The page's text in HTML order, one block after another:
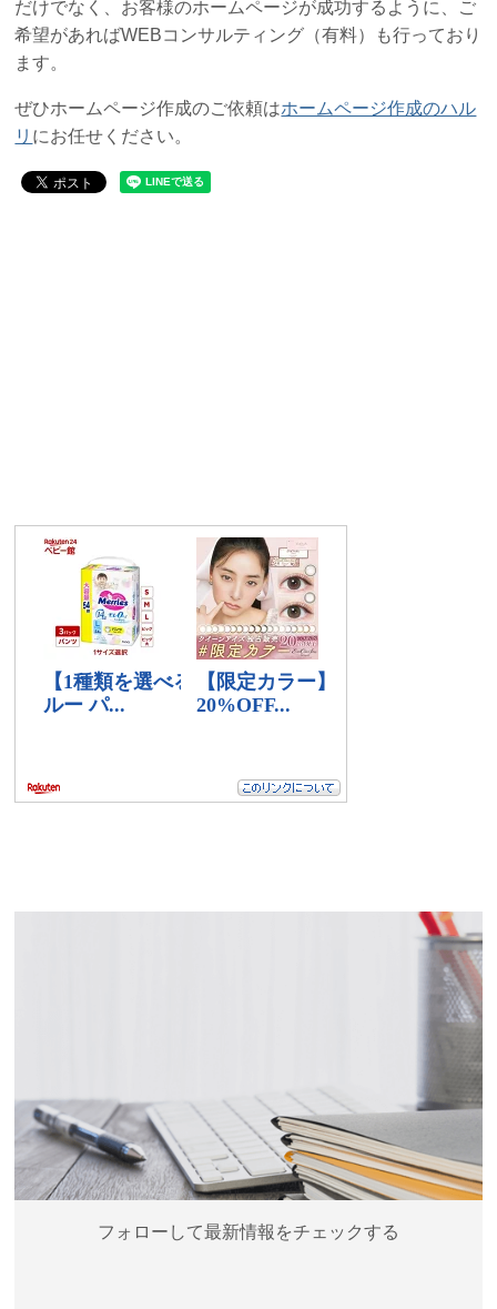
だけでなく、お客様のホームページが成功するように、ご
希望があればWEBコンサルティング（有料）も行っており
ます。
ぜひホームページ作成のご依頼はホームページ作成のハル
リ にお任せください。
フォローして最新情報をチェックする